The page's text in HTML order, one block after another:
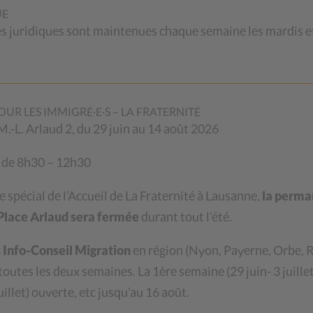
face à un double
Guadalupe De ludicubus, vient de paraître
peinent à renouveler leurs titres de
juridique et sociale de leurs enfants non-
complexité. »
juridiques sont maintenues chaque semaine les mardis
LES IMMIGRÉ·E·S – LA FRATERNITÉ
L. Arlaud 2, du 29 juin au 14 août 2026
8h30 – 12h30
spécial de l’Accueil de La Fraternité à Lausanne, la
Arlaud sera fermée durant tout l’été.
Info-Conseil Migration en région (Nyon, Payerne, Orbe,
les deux semaines. La 1ère semaine (29 juin- 3
ouverte, etc jusqu’au 16 août.